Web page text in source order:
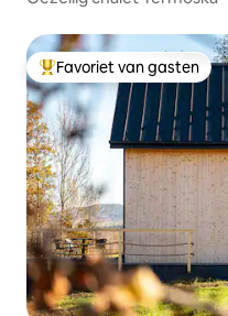
Topfavoriet van gasten
Favoriet van gasten